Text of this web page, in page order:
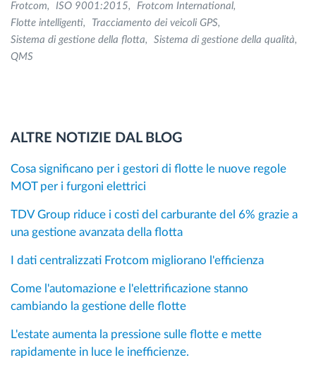
Frotcom ISO 9001:2015
Frotcom International
Flotte intelligenti
Tracciamento dei veicoli GPS
Sistema di gestione della flotta
Sistema di gestione della qualità
QMS
ALTRE NOTIZIE DAL BLOG
Cosa significano per i gestori di flotte le nuove regole
MOT per i furgoni elettrici
TDV Group riduce i costi del carburante del 6% grazie a
una gestione avanzata della flotta
I dati centralizzati Frotcom migliorano l'efficienza
Come l'automazione e l'elettrificazione stanno
cambiando la gestione delle flotte
L'estate aumenta la pressione sulle flotte e mette
rapidamente in luce le inefficienze.